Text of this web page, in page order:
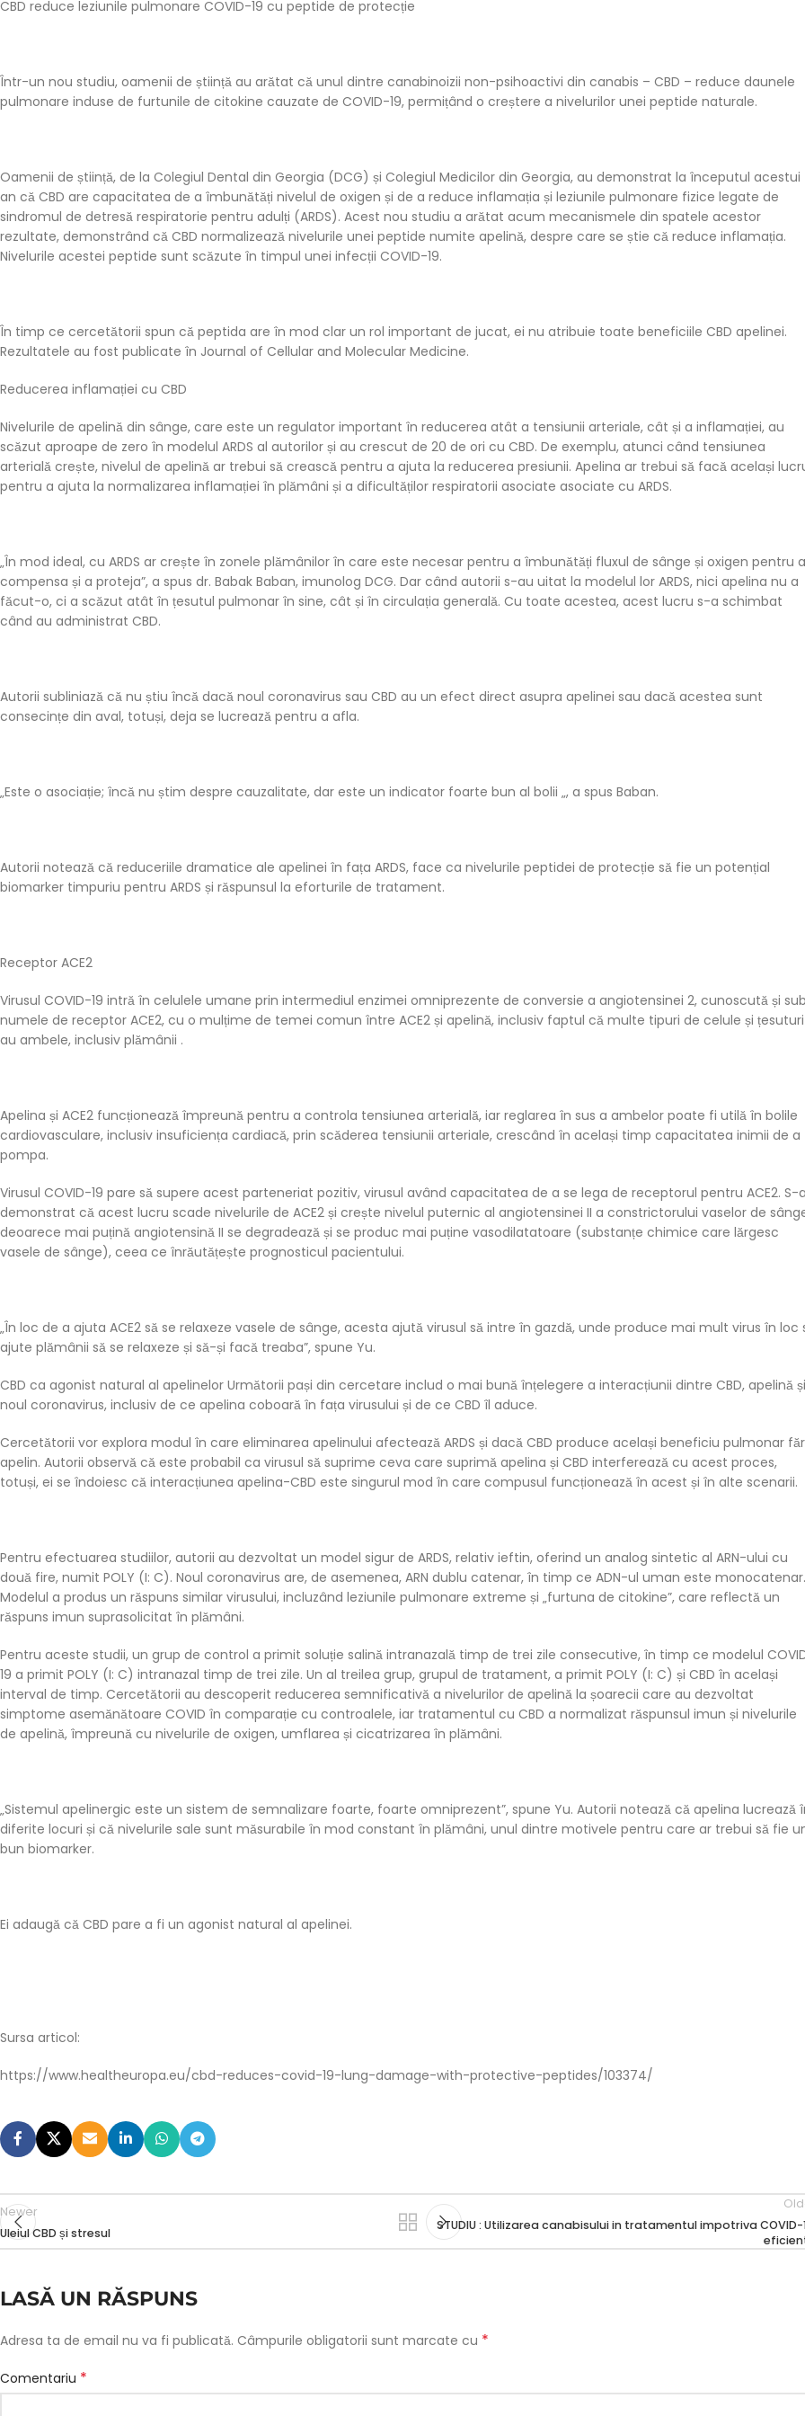
CBD reduce leziunile pulmonare COVID-19 cu peptide de protecție
Într-un nou studiu, oamenii de știință au arătat că unul dintre canabinoizii non-psihoactivi din canabis – CBD – reduce daunele
pulmonare induse de furtunile de citokine cauzate de COVID-19, permițând o creștere a nivelurilor unei peptide naturale.
Oamenii de știință, de la Colegiul Dental din Georgia (DCG) și Colegiul Medicilor din Georgia, au demonstrat la începutul acestui
an că CBD are capacitatea de a îmbunătăți nivelul de oxigen și de a reduce inflamația și leziunile pulmonare fizice legate de
sindromul de detresă respiratorie pentru adulți (ARDS). Acest nou studiu a arătat acum mecanismele din spatele acestor
rezultate, demonstrând că CBD normalizează nivelurile unei peptide numite apelină, despre care se știe că reduce inflamația.
Nivelurile acestei peptide sunt scăzute în timpul unei infecții COVID-19.
În timp ce cercetătorii spun că peptida are în mod clar un rol important de jucat, ei nu atribuie toate beneficiile CBD apelinei.
Rezultatele au fost publicate în Journal of Cellular and Molecular Medicine.
Reducerea inflamației cu CBD
Nivelurile de apelină din sânge, care este un regulator important în reducerea atât a tensiunii arteriale, cât și a inflamației, au
scăzut aproape de zero în modelul ARDS al autorilor și au crescut de 20 de ori cu CBD. De exemplu, atunci când tensiunea
arterială crește, nivelul de apelină ar trebui să crească pentru a ajuta la reducerea presiunii. Apelina ar trebui să facă același
pentru a ajuta la normalizarea inflamației în plămâni și a dificultăților respiratorii asociate asociate cu ARDS.
„În mod ideal, cu ARDS ar crește în zonele plămânilor în care este necesar pentru a îmbunătăți fluxul de sânge și oxigen pentru a
compensa și a proteja”, a spus dr. Babak Baban, imunolog DCG. Dar când autorii s-au uitat la modelul lor ARDS, nici apelina nu a
făcut-o, ci a scăzut atât în ​​țesutul pulmonar în sine, cât și în circulația generală. Cu toate acestea, acest lucru s-a schimbat
când au administrat CBD.
Autorii subliniază că nu știu încă dacă noul coronavirus sau CBD au un efect direct asupra apelinei sau dacă acestea sunt
consecințe din aval, totuși, deja se lucrează pentru a afla.
„Este o asociație; încă nu știm despre cauzalitate, dar este un indicator foarte bun al bolii „, a spus Baban.
Autorii notează că reduceriile dramatice ale apelinei în fața ARDS, face ca nivelurile peptidei de protecție să fie un potențial
biomarker timpuriu pentru ARDS și răspunsul la eforturile de tratament.
Receptor ACE2
Virusul COVID-19 intră în celulele umane prin intermediul enzimei omniprezente de conversie a angiotensinei 2, cunoscută și sub
numele de receptor ACE2, cu o mulțime de temei comun între ACE2 și apelină, inclusiv faptul că multe tipuri de celule și țesuturi
au ambele, inclusiv plămânii .
Apelina și ACE2 funcționează împreună pentru a controla tensiunea arterială, iar reglarea în sus a ambelor poate fi utilă în bolile
cardiovasculare, inclusiv insuficiența cardiacă, prin scăderea tensiunii arteriale, crescând în același timp capacitatea inimii de a
pompa.
Virusul COVID-19 pare să supere acest parteneriat pozitiv, virusul având capacitatea de a se lega de receptorul pentru ACE2. S-a
demonstrat că acest lucru scade nivelurile de ACE2 și crește nivelul puternic al angiotensinei II a constrictorului vaselor de
deoarece mai puțină angiotensină II se degradează și se produc mai puține vasodilatatoare (substanțe chimice care lărgesc
vasele de sânge), ceea ce înrăutățește prognosticul pacientului.
„În loc de a ajuta ACE2 să se relaxeze vasele de sânge, acesta ajută virusul să intre în gazdă, unde produce mai mult virus în loc
ajute plămânii să se relaxeze și să-și facă treaba”, spune Yu.
CBD ca agonist natural al apelinelor Următorii pași din cercetare includ o mai bună înțelegere a interacțiunii dintre CBD, apelină și
noul coronavirus, inclusiv de ce apelina coboară în fața virusului și de ce CBD îl aduce.
Cercetătorii vor explora modul în care eliminarea apelinului afectează ARDS și dacă CBD produce același beneficiu pulmonar
apelin. Autorii observă că este probabil ca virusul să suprime ceva care suprimă apelina și CBD interferează cu acest proces,
totuși, ei se îndoiesc că interacțiunea apelina-CBD este singurul mod în care compusul funcționează în acest și în alte scenarii.
Pentru efectuarea studiilor, autorii au dezvoltat un model sigur de ARDS, relativ ieftin, oferind un analog sintetic al ARN-ului cu
două fire, numit POLY (I: C). Noul coronavirus are, de asemenea, ARN dublu catenar, în timp ce ADN-ul uman este monocatenar.
Modelul a produs un răspuns similar virusului, incluzând leziunile pulmonare extreme și „furtuna de citokine”, care reflectă un
răspuns imun suprasolicitat în plămâni.
Pentru aceste studii, un grup de control a primit soluție salină intranazală timp de trei zile consecutive, în timp ce modelul
19 a primit POLY (I: C) intranazal timp de trei zile. Un al treilea grup, grupul de tratament, a primit POLY (I: C) și CBD în același
interval de timp. Cercetătorii au descoperit reducerea semnificativă a nivelurilor de apelină la șoarecii care au dezvoltat
simptome asemănătoare COVID în comparație cu controalele, iar tratamentul cu CBD a normalizat răspunsul imun și nivelurile
de apelină, împreună cu nivelurile de oxigen, umflarea și cicatrizarea în plămâni.
„Sistemul apelinergic este un sistem de semnalizare foarte, foarte omniprezent”, spune Yu. Autorii notează că apelina lucrează
diferite locuri și că nivelurile sale sunt măsurabile în mod constant în plămâni, unul dintre motivele pentru care ar trebui să fie
bun biomarker.
Ei adaugă că CBD pare a fi un agonist natural al apelinei.
Sursa articol:
https://www.healtheuropa.eu/cbd-reduces-covid-19-lung-damage-with-protective-peptides/103374/
Newer
Uleiul CBD și stresul
STUDIU : Utilizarea canabisului in tratamentul impotriva COVID-
LASĂ UN RĂSPUNS
Adresa ta de email nu va fi publicată. Câmpurile obligatorii sunt marcate cu *
Comentariu *